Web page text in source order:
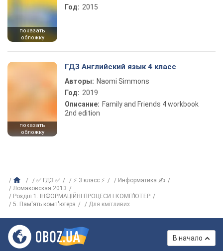
показать
обложку
Год: 2015
показать
обложку
ГДЗ Английский язык 4 класс
Авторы: Naomi Simmons
Год: 2019
Описание: Family and Friends 4 workbook
2nd edition
✅ ГДЗ ✅ ⚡ 3 класс ⚡
Информатика ✍
Ломаковская 2013
Розділ 1. ІНФОРМАЦІЙНІ ПРОЦЕСИ І КОМП’ЮТЕР
5. Пам'ять комп'ютера
Для кмітливих
В начало